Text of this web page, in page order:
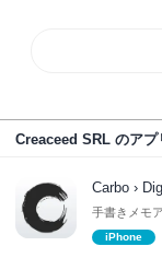
Creaceed SRL のアプ
Carbo ›
手書きメモ
iPhone